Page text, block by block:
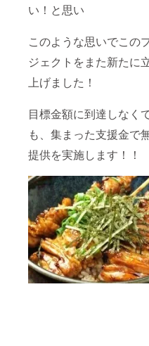
い！と思い
このような思いでこの
ジェクトをまた新たに
上げました！
目標金額に到達しなく
も、集まった支援金で
提供を実施します！！